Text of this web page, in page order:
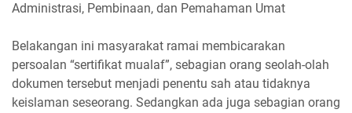
Administrasi, Pembinaan, dan Pemahaman Umat
Belakangan ini masyarakat ramai membicarakan
persoalan “sertifikat mualaf”, sebagian orang seolah-olah
dokumen tersebut menjadi penentu sah atau tidaknya
keislaman seseorang. Sedangkan ada juga sebagian orang